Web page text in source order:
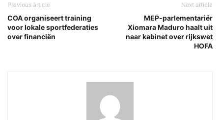
Previous article
COA organiseert training
voor lokale sportfederaties
over financiën
Next article
MEP-parlementariër
Xiomara Maduro haalt uit
naar kabinet over rijkswet
HOFA